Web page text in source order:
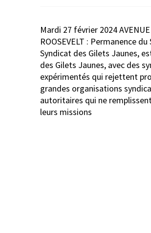
Navigation
de
l’article
Mardi 27 février 2024
ROOSEVELT : Permanence
Syndicat des Gilets Jaunes,
des Gilets Jaunes, avec des
expérimentés qui rejettent
grandes organisations
autoritaires qui ne
leurs missions